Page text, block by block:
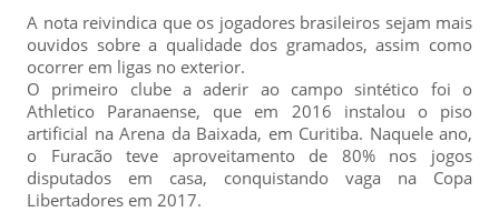
A nota reivindica que os jogadores brasileiros sejam mais
ouvidos sobre a qualidade dos gramados, assim como
ocorrer em ligas no exterior.
O primeiro clube a aderir ao campo sintético foi o
Athletico Paranaense, que em 2016 instalou o piso
artificial na Arena da Baixada, em Curitiba. Naquele ano,
o Furacão teve aproveitamento de 80% nos jogos
disputados em casa, conquistando vaga na Copa
Libertadores em 2017.